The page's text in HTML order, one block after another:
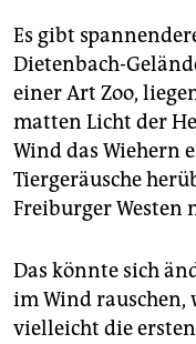
abo
genossenschaft
epaper login
Es gibt
Dietenbach-
einer Art Zoo,
matten Licht der
Wind das Wiehern
Tiergeräusche
Freiburger Westen
Das könnte sich
im Wind rauschen,
vielleicht die